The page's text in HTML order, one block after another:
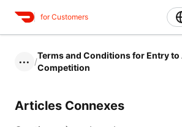
for Customers
••• /
Terms and Conditions for Entry
Competition
Articles Connexes